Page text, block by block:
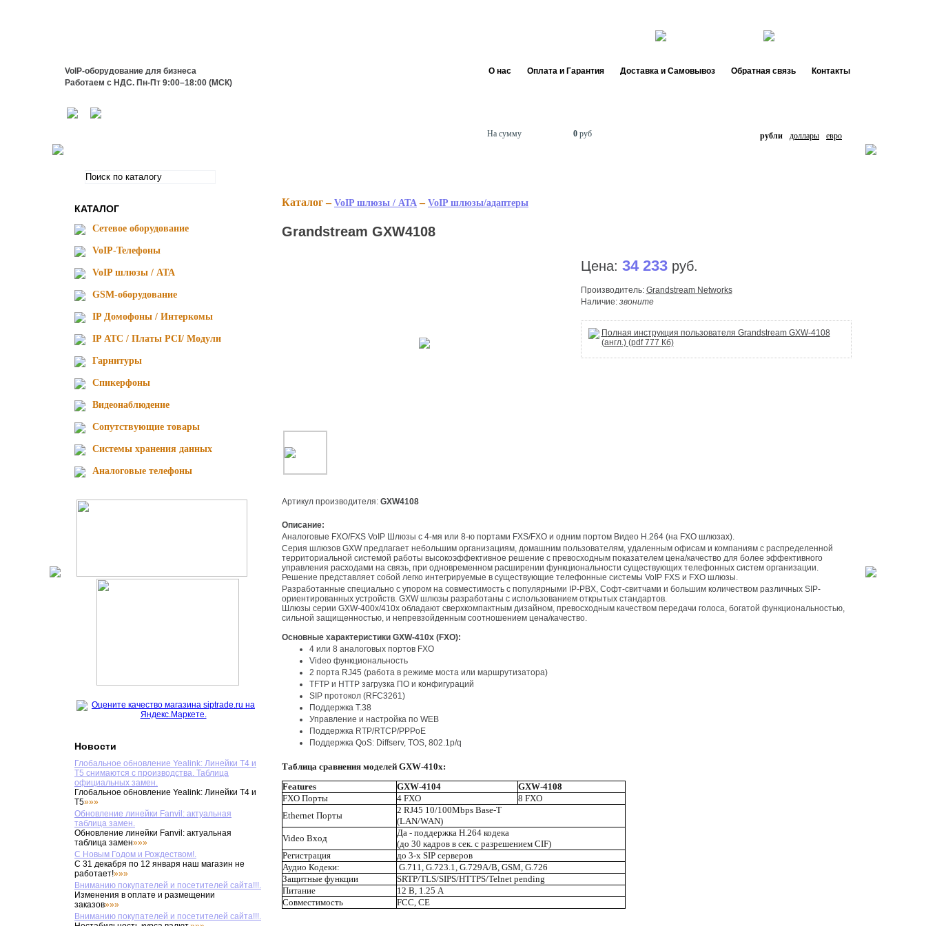
VoIP-оборудование для бизнеса
Работаем с НДС. Пн-Пт 9:00–18:00 (МСК)
О нас Оплата и Гарантия Доставка и Самовывоз Обратная связь Контакты
На сумму
0 руб рубли доллары евро
КАТАЛОГ
Сетевое оборудование
VoIP-Телефоны
VoIP шлюзы / ATA
GSM-оборудование
IP Домофоны / Интеркомы
IP АТС / Платы PCI/ Модули
Гарнитуры
Спикерфоны
Видеонаблюдение
Сопутствующие товары
Cистемы хранения данных
Аналоговые телефоны
Новости
Глобальное обновление Yealink: Линейки T4 и
T5 снимаются с производства. Таблица
официальных замен.
Глобальное обновление Yealink: Линейки T4 и
T5»»»
Обновление линейки Fanvil: актуальная
таблица замен.
Обновление линейки Fanvil: актуальная
таблица замен»»»
С Новым Годом и Рождеством!.
С 31 декабря по 12 января наш магазин не
работает!»»»
Вниманию покупателей и посетителей сайта!!!.
Изменения в оплате и размещении
заказов»»»
Вниманию покупателей и посетителей сайта!!!.
Каталог – VoIP шлюзы / ATA – VoIP шлюзы/адаптеры
Grandstream GXW4108
Цена: 34 233руб.
Производитель: Grandstream Networks
Наличие: звоните
Полная инструкция пользователя Grandstream GXW-4108
(англ.) (pdf 777 Кб)
Артикул производителя: GXW4108
Описание:
Аналоговые FXO/FXS VoIP Шлюзы с 4-мя или 8-ю портами FXS/FXO и одним портом Видео H.264 (на FXO шлюзах).
Серия шлюзов GXW предлагает небольшим организациям, домашним пользователям, удаленным офисам и компаниям с распределенной
территориальной системой работы высокоэффективное решение с превосходным показателем цена/качество для более эффективного
управления расходами на связь, при одновременном расширении функциональности существующих телефонных систем организации.
Решение представляет собой легко интегрируемые в существующие телефонные системы VoIP FXS и FXO шлюзы.
Разработанные специально с упором на совместимость с популярными IP-PBX, Софт-свитчами и большим количеством различных SIP-
ориентированных устройств. GXW шлюзы разработаны с использованием открытых стандартов.
Шлюзы серии GXW-400x/410x обладают сверхкомпактным дизайном, превосходным качеством передачи голоса, богатой функциональностью,
сильной защищенностью, и непревзойденным соотношением цена/качество.
Основные характеристики GXW-410x (FXO):
4 или 8 аналоговых портов FXO
Video функциональность
2 порта RJ45 (работа в режиме моста или маршрутизатора)
TFTP и HTTP загрузка ПО и конфигураций
SIP протокол (RFC3261)
Поддержка T.38
Управление и настройка по WEB
Поддержка RTP/RTCP/PPPoE
Поддержка QoS: Diffserv, TOS, 802.1p/q
Таблица сравнения моделей GXW-410х:
Features
GXW-4104
GXW-4108
FXO Порты
4 FXO
8 FXO
Ethernet Порты
2 RJ45 10/100Mbps Base-T
(LAN/WAN)
Video Вход
Да - поддержка H.264 кодека
(до 30 кадров в сек. с разрешением CIF)
Регистрация
до 3-х SIP серверов
Аудио Кодеки:
G.711, G.723.1, G.729A/B, GSM, G.726
Защитные функции
SRTP/TLS/SIPS/HTTPS/Telnet pending
Питание
12 В, 1.25 A
Совместимость
FCC, CE